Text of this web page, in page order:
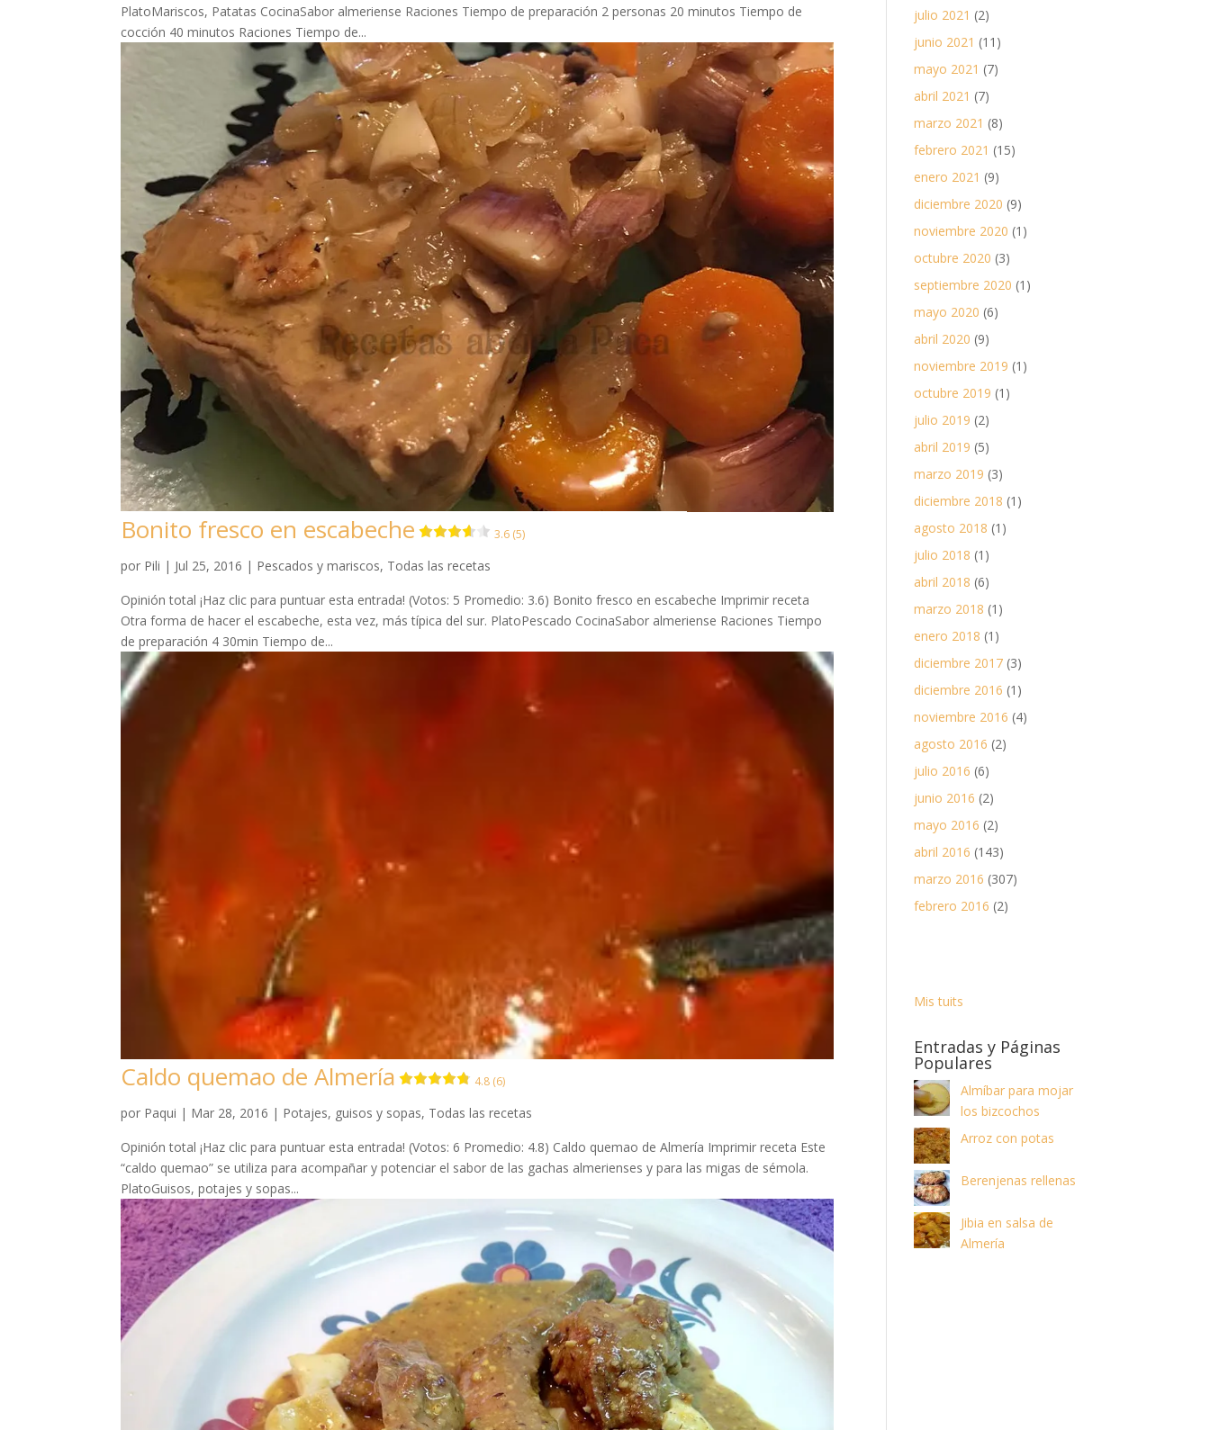
PlatoMariscos, Patatas CocinaSabor almeriense Raciones Tiempo de preparación 2 personas 20 minutos Tiempo de
cocción 40 minutos Raciones Tiempo de...
Bonito fresco en escabeche 3.6 (5)
por Pili | Jul 25, 2016 | Pescados y mariscos, Todas las recetas
Opinión total ¡Haz clic para puntuar esta entrada! (Votos: 5 Promedio: 3.6) Bonito fresco en escabeche Imprimir receta
Otra forma de hacer el escabeche, esta vez, más típica del sur. PlatoPescado CocinaSabor almeriense Raciones Tiempo
de preparación 4 30min Tiempo de...
Caldo quemao de Almería 4.8 (6)
por Paqui | Mar 28, 2016 | Potajes, guisos y sopas, Todas las recetas
Opinión total ¡Haz clic para puntuar esta entrada! (Votos: 6 Promedio: 4.8) Caldo quemao de Almería Imprimir receta Este
“caldo quemao” se utiliza para acompañar y potenciar el sabor de las gachas almerienses y para las migas de sémola.
PlatoGuisos, potajes y sopas...
julio 2021 (2)
junio 2021 (11)
mayo 2021 (7)
abril 2021 (7)
marzo 2021 (8)
febrero 2021 (15)
enero 2021 (9)
diciembre 2020 (9)
noviembre 2020 (1)
octubre 2020 (3)
septiembre 2020 (1)
mayo 2020 (6)
abril 2020 (9)
noviembre 2019 (1)
octubre 2019 (1)
julio 2019 (2)
abril 2019 (5)
marzo 2019 (3)
diciembre 2018 (1)
agosto 2018 (1)
julio 2018 (1)
abril 2018 (6)
marzo 2018 (1)
enero 2018 (1)
diciembre 2017 (3)
diciembre 2016 (1)
noviembre 2016 (4)
agosto 2016 (2)
julio 2016 (6)
junio 2016 (2)
mayo 2016 (2)
abril 2016 (143)
marzo 2016 (307)
febrero 2016 (2)
Mis tuits
Entradas y Páginas
Populares
Almíbar para mojar
los bizcochos
Arroz con potas
Berenjenas rellenas
Jibia en salsa de
Almería